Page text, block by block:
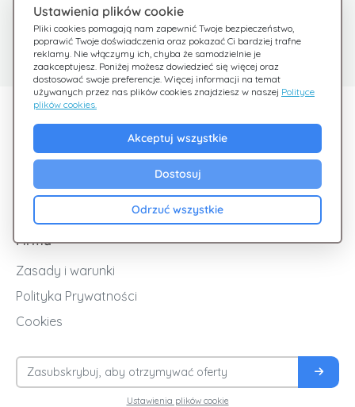
Ustawienia plików cookie
Pliki cookies pomagają nam zapewnić Twoje bezpieczeństwo,
poprawić Twoje doświadczenia oraz pokazać Ci bardziej trafne
reklamy. Nie włączymy ich, chyba że samodzielnie je
zaakceptujesz. Poniżej możesz dowiedzieć się więcej oraz
dostosować swoje preferencje. Więcej informacji na temat
używanych przez nas plików cookies znajdziesz w naszej Polityce
plików cookies.
Akceptuj wszystkie
Dostosuj
Odrzuć wszystkie
Potrzebujesz pomocy?
Jesteśmy tu dla Ciebie
Centrum pomocy
Sprawdź nasze FAQ
Odkryj Giftsy
Cashback
Blog
Firma
Zasady i warunki
Polityka Prywatności
Cookies
Ustawienia plików cookie